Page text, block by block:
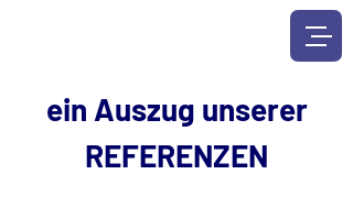
ein Auszug unserer
REFERENZEN